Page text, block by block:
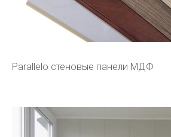
Parallelo стеновые панели МДФ